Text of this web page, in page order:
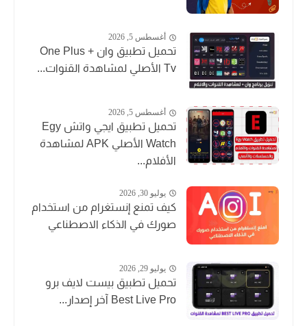
أغسطس 5, 2026
تحميل تطبيق وان + One Plus
Tv الأصلي لمشاهدة القنوات...
أغسطس 5, 2026
تحميل تطبيق ايجي واتش Egy
Watch الأصلي APK لمشاهدة
الأفلام...
يوليو 30, 2026
كيف تمنع إنستغرام من استخدام
صورك في الذكاء الاصطناعي
يوليو 29, 2026
تحميل تطبيق بيست لايف برو
Best Live Pro آخر إصدار...